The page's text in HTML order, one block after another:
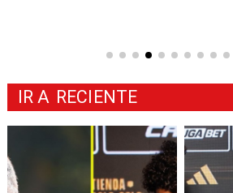
IR A RECIENTE